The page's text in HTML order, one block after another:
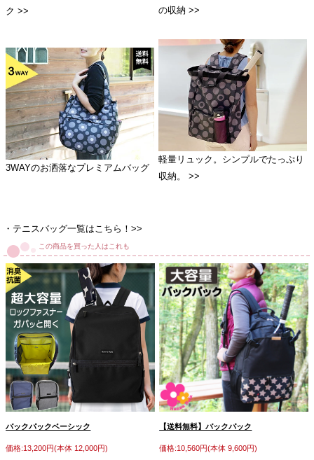
ク >>
の収納 >>
3WAYのお洒落なプレミアムバッグ
軽量リュック。シンプルでたっぷり
収納。 >>
・テニスバッグ一覧はこちら！>>
この商品を買った人はこれも
バックパックベーシック
価格:13,200円(本体 12,000円)
【送料無料】バックパック
価格:10,560円(本体 9,600円)